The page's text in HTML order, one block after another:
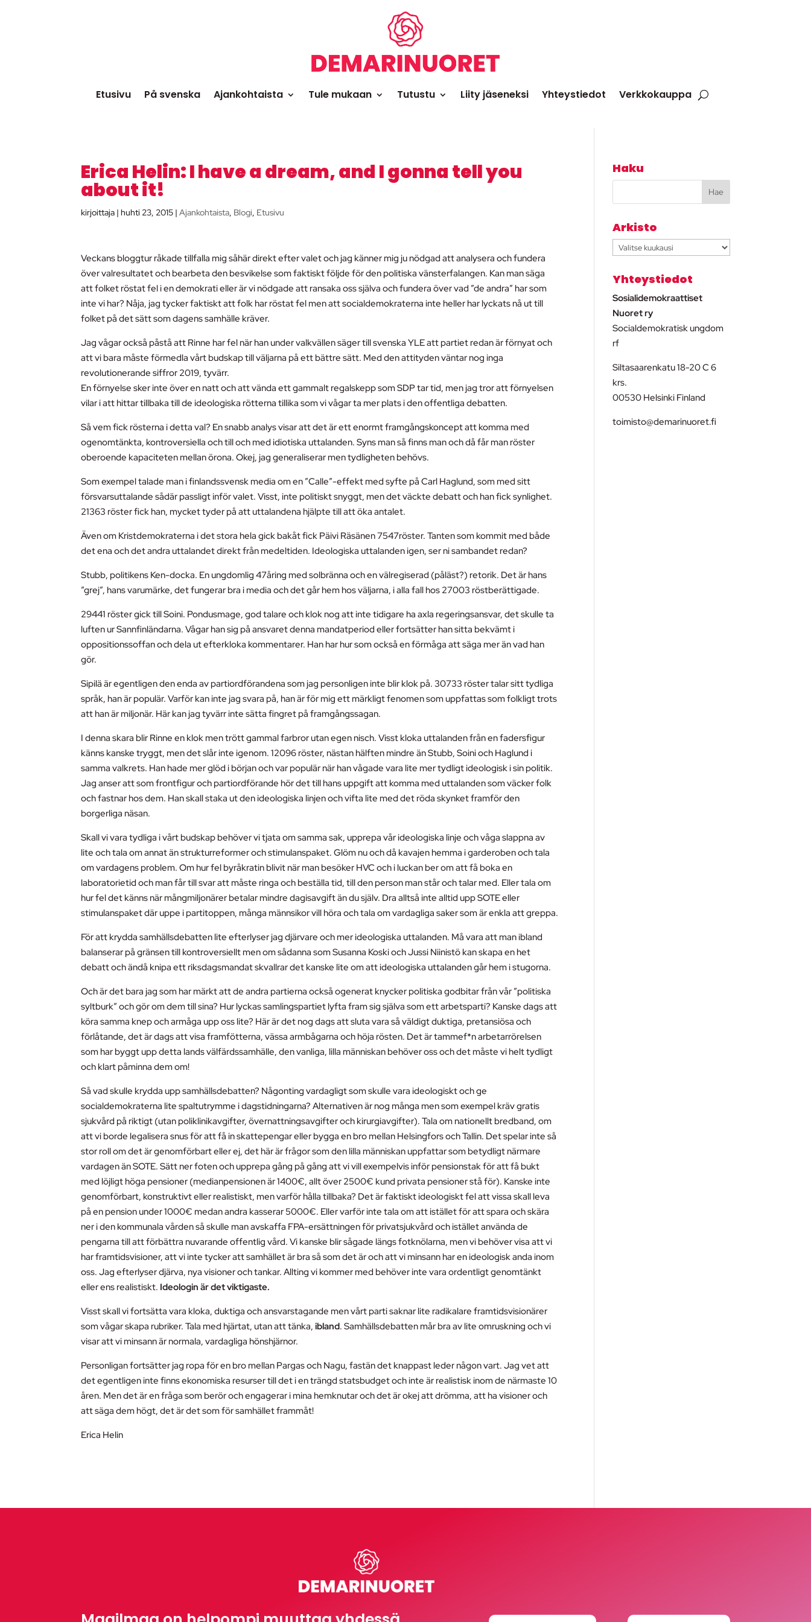
Etusivu På svenska Ajankohtaista Tule mukaan Tutustu Liity jäseneksi Yhteystiedot Verkkokauppa
Erica Helin: I have a dream, and I gonna tell you
about it!
kirjoittaja |huhti 23, 2015 |Ajankohtaista, Blogi, Etusivu
Veckans bloggtur råkade tillfalla mig såhär direkt efter valet och jag känner mig ju nödgad att analysera och fundera
över valresultatet och bearbeta den besvikelse som faktiskt följde för den politiska vänsterfalangen. Kan man säga
att folket röstat fel i en demokrati eller är vi nödgade att ransaka oss själva och fundera över vad ”de andra” har som
inte vi har? Nåja, jag tycker faktiskt att folk har röstat fel men att socialdemokraterna inte heller har lyckats nå ut till
folket på det sätt som dagens samhälle kräver.
Jag vågar också påstå att Rinne har fel när han under valkvällen säger till svenska YLE att partiet redan är förnyat och
att vi bara måste förmedla vårt budskap till väljarna på ett bättre sätt. Med den attityden väntar nog inga
revolutionerande siffror 2019, tyvärr.
En förnyelse sker inte över en natt och att vända ett gammalt regalskepp som SDP tar tid, men jag tror att förnyelsen
vilar i att hittar tillbaka till de ideologiska rötterna tillika som vi vågar ta mer plats i den offentliga debatten.
Så vem fick rösterna i detta val? En snabb analys visar att det är ett enormt framgångskoncept att komma med
ogenomtänkta, kontroversiella och till och med idiotiska uttalanden. Syns man så finns man och då får man röster
oberoende kapaciteten mellan örona. Okej, jag generaliserar men tydligheten behövs.
Som exempel talade man i finlandssvensk media om en ”Calle”-effekt med syfte på Carl Haglund, som med sitt
försvarsuttalande sådär passligt inför valet. Visst, inte politiskt snyggt, men det väckte debatt och han fick synlighet.
21363 röster fick han, mycket tyder på att uttalandena hjälpte till att öka antalet.
Även om Kristdemokraterna i det stora hela gick bakåt fick Päivi Räsänen 7547röster. Tanten som kommit med både
det ena och det andra uttalandet direkt från medeltiden. Ideologiska uttalanden igen, ser ni sambandet redan?
Stubb, politikens Ken-docka. En ungdomlig 47åring med solbränna och en välregiserad (påläst?) retorik. Det är hans
”grej”, hans varumärke, det fungerar bra i media och det går hem hos väljarna, i alla fall hos 27003 röstberättigade.
29441 röster gick till Soini. Pondusmage, god talare och klok nog att inte tidigare ha axla regeringsansvar, det skulle ta
luften ur Sannfinländarna. Vågar han sig på ansvaret denna mandatperiod eller fortsätter han sitta bekvämt i
oppositionssoffan och dela ut efterkloka kommentarer. Han har hur som också en förmåga att säga mer än vad han
gör.
Sipilä är egentligen den enda av partiordförandena som jag personligen inte blir klok på. 30733 röster talar sitt tydliga
språk, han är populär. Varför kan inte jag svara på, han är för mig ett märkligt fenomen som uppfattas som folkligt trots
att han är miljonär. Här kan jag tyvärr inte sätta fingret på framgångssagan.
I denna skara blir Rinne en klok men trött gammal farbror utan egen nisch. Visst kloka uttalanden från en fadersfigur
känns kanske tryggt, men det slår inte igenom. 12096 röster, nästan hälften mindre än Stubb, Soini och Haglund i
samma valkrets. Han hade mer glöd i början och var populär när han vågade vara lite mer tydligt ideologisk i sin politik.
Jag anser att som frontfigur och partiordförande hör det till hans uppgift att komma med uttalanden som väcker folk
och fastnar hos dem. Han skall staka ut den ideologiska linjen och vifta lite med det röda skynket framför den
borgerliga näsan.
Skall vi vara tydliga i vårt budskap behöver vi tjata om samma sak, upprepa vår ideologiska linje och våga slappna av
lite och tala om annat än strukturreformer och stimulanspaket. Glöm nu och då kavajen hemma i garderoben och tala
om vardagens problem. Om hur fel byråkratin blivit när man besöker HVC och i luckan ber om att få boka en
laboratorietid och man får till svar att måste ringa och beställa tid, till den person man står och talar med. Eller tala om
hur fel det känns när mångmiljonärer betalar mindre dagisavgift än du själv. Dra alltså inte alltid upp SOTE eller
stimulanspaket där uppe i partitoppen, många männsikor vill höra och tala om vardagliga saker som är enkla att greppa.
För att krydda samhällsdebatten lite efterlyser jag djärvare och mer ideologiska uttalanden. Må vara att man ibland
balanserar på gränsen till kontroversiellt men om sådanna som Susanna Koski och Jussi Niinistö kan skapa en het
debatt och ändå knipa ett riksdagsmandat skvallrar det kanske lite om att ideologiska uttalanden går hem i stugorna.
Och är det bara jag som har märkt att de andra partierna också ogenerat knycker politiska godbitar från vår ”politiska
syltburk” och gör om dem till sina? Hur lyckas samlingspartiet lyfta fram sig själva som ett arbetsparti? Kanske dags att
köra samma knep och armåga upp oss lite? Här är det nog dags att sluta vara så väldigt duktiga, pretansiösa och
förlåtande, det är dags att visa framfötterna, vässa armbågarna och höja rösten. Det är tammef*n arbetarrörelsen
som har byggt upp detta lands välfärdssamhälle, den vanliga, lilla människan behöver oss och det måste vi helt tydligt
och klart påminna dem om!
Så vad skulle krydda upp samhällsdebatten? Någonting vardagligt som skulle vara ideologiskt och ge
socialdemokraterna lite spaltutrymme i dagstidningarna? Alternativen är nog många men som exempel kräv gratis
sjukvård på riktigt (utan poliklinikavgifter, övernattningsavgifter och kirurgiavgifter). Tala om nationellt bredband, om
att vi borde legalisera snus för att få in skattepengar eller bygga en bro mellan Helsingfors och Tallin. Det spelar inte så
stor roll om det är genomförbart eller ej, det här är frågor som den lilla människan uppfattar som betydligt närmare
vardagen än SOTE. Sätt ner foten och upprepa gång på gång att vi vill exempelvis inför pensionstak för att få bukt
med löjligt höga pensioner (medianpensionen är 1400€, allt över 2500€ kund privata pensioner stå för). Kanske inte
genomförbart, konstruktivt eller realistiskt, men varför hålla tillbaka? Det är faktiskt ideologiskt fel att vissa skall leva
på en pension under 1000€ medan andra kasserar 5000€. Eller varför inte tala om att istället för att spara och skära
ner i den kommunala vården så skulle man avskaffa FPA-ersättningen för privatsjukvård och istället använda de
pengarna till att förbättra nuvarande offentlig vård. Vi kanske blir sågade längs fotknölarna, men vi behöver visa att vi
har framtidsvisioner, att vi inte tycker att samhället är bra så som det är och att vi minsann har en ideologisk anda inom
oss. Jag efterlyser djärva, nya visioner och tankar. Allting vi kommer med behöver inte vara ordentligt genomtänkt
eller ens realistiskt. Ideologin är det viktigaste.
Visst skall vi fortsätta vara kloka, duktiga och ansvarstagande men vårt parti saknar lite radikalare framtidsvisionärer
som vågar skapa rubriker. Tala med hjärtat, utan att tänka,ibland. Samhällsdebatten mår bra av lite omruskning och vi
visar att vi minsann är normala, vardagliga hönshjärnor.
Personligan fortsätter jag ropa för en bro mellan Pargas och Nagu, fastän det knappast leder någon vart. Jag vet att
det egentligen inte finns ekonomiska resurser till det i en trängd statsbudget och inte är realistisk inom de närmaste 10
åren. Men det är en fråga som berör och engagerar i mina hemknutar och det är okej att drömma, att ha visioner och
att säga dem högt, det är det som för samhället frammåt!
Erica Helin
Haku
Arkisto
Arkisto
Yhteystiedot
Sosialidemokraattiset
Nuoret ry
Socialdemokratisk ungdom
rf
Siltasaarenkatu 18-20 C 6
krs.
00530 Helsinki Finland
toimisto@demarinuoret.fi